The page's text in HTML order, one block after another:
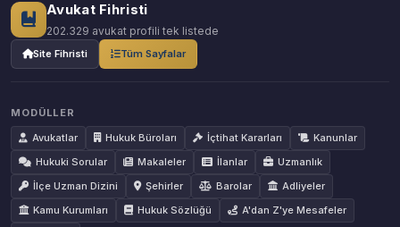
Avukat Fihristi
202.329 avukat profili tek listede
Site Fihristi Tüm Sayfalar
MODÜLLER
Avukatlar
Hukuk Büroları İçtihat Kararları
Kanunlar
Hukuki Sorular
Makaleler İlanlar
Uzmanlık
İlçe Uzman Dizini
Şehirler Barolar
Adliyeler
Kamu Kurumları
Hukuk Sözlüğü
A'dan Z'ye Mesafeler